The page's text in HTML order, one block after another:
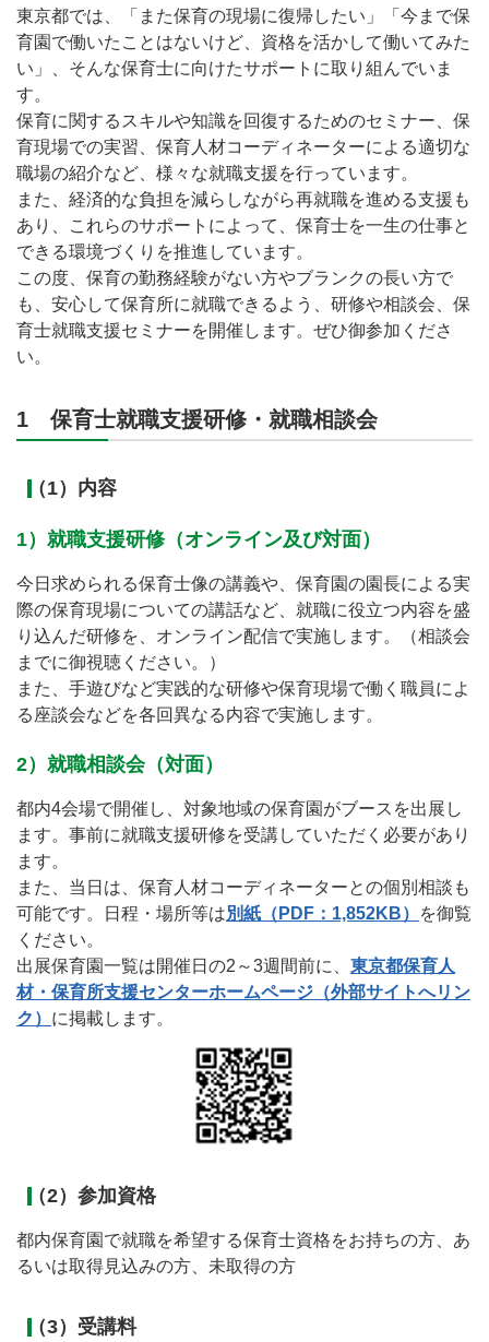
東京都では、「また保育の現場に復帰したい」「今まで保
育園で働いたことはないけど、資格を活かして働いてみた
い」、そんな保育士に向けたサポートに取り組んでいま
す。
保育に関するスキルや知識を回復するためのセミナー、保
育現場での実習、保育人材コーディネーターによる適切な
職場の紹介など、様々な就職支援を行っています。
また、経済的な負担を減らしながら再就職を進める支援も
あり、これらのサポートによって、保育士を一生の仕事と
できる環境づくりを推進しています。
この度、保育の勤務経験がない方やブランクの長い方で
も、安心して保育所に就職できるよう、研修や相談会、保
育士就職支援セミナーを開催します。ぜひ御参加くださ
い。
1 保育士就職支援研修・就職相談会
（1）内容
1）就職支援研修（オンライン及び対面）
今日求められる保育士像の講義や、保育園の園長による実
際の保育現場についての講話など、就職に役立つ内容を盛
り込んだ研修を、オンライン配信で実施します。（相談会
までに御視聴ください。）
また、手遊びなど実践的な研修や保育現場で働く職員によ
る座談会などを各回異なる内容で実施します。
2）就職相談会（対面）
都内4会場で開催し、対象地域の保育園がブースを出展し
ます。事前に就職支援研修を受講していただく必要があり
ます。
また、当日は、保育人材コーディネーターとの個別相談も
可能です。日程・場所等は別紙（PDF：1,852KB）
を御覧
ください。
出展保育園一覧は開催日の2～3週間前に、 東京都保育人
材・保育所支援センターホームページ（外部サイトへリン
ク） に掲載します。
（2）参加資格
都内保育園で就職を希望する保育士資格をお持ちの方、あ
るいは取得見込みの方、未取得の方
（3）受講料